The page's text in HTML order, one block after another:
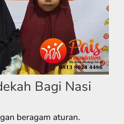
Bagi Nasi
beragam aturan.